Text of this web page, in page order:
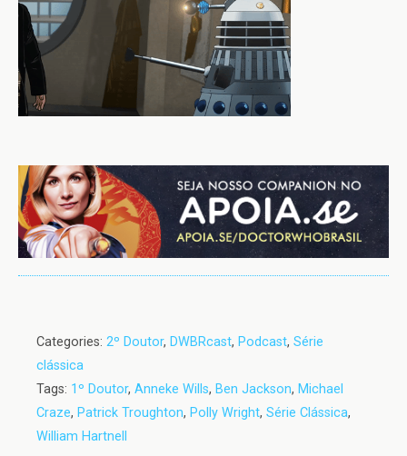
Categories: 2º Doutor, DWBRcast, Podcast, Série
clássica
Tags: 1º Doutor, Anneke Wills, Ben Jackson, Michael
Craze, Patrick Troughton, Polly Wright, Série Clássica,
William Hartnell